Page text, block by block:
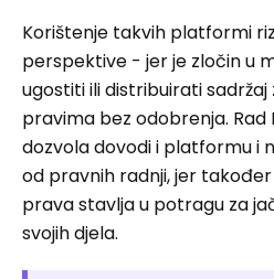
Korištenje takvih platformi
perspektive - jer je zločin u
ugostiti ili distribuirati
pravima bez odobrenja. Rad
dozvola dovodi i platformu i
od pravnih radnji, jer
prava stavlja u potragu za
svojih djela.